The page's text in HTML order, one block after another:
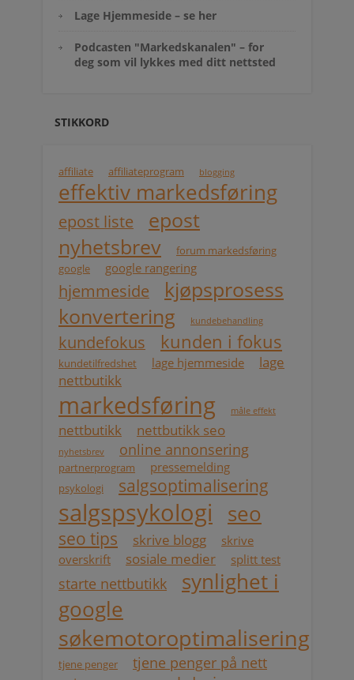
Lage Hjemmeside – se her
Podcasten "Markedskanalen" – for
deg som vil lykkes med ditt nettsted
STIKKORD
affiliate affiliateprogram blogging
effektiv markedsføring
epost liste
epost
nyhetsbrev
forum markedsføring
google
google rangering
hjemmeside
kjøpsprosess
konvertering
kundebehandling
kundefokus kunden i fokus
kundetilfredshet lage hjemmeside
lage
nettbutikk
markedsføring måle effekt
nettbutikk nettbutikk seo
nyhetsbrev online annonsering
partnerprogram pressemelding
psykologi salgsoptimalisering
salgspsykologi seo
seo tips skrive blogg
skrive
overskrift
sosiale medier splitt test
starte nettbutikk
synlighet i
google
søkemotoroptimalisering
tjene penger tjene penger på nett